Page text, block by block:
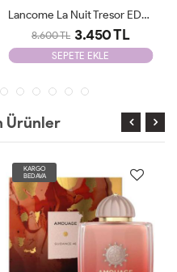
Giorgio Armani Si Passione Edp 100 Ml JLT Woman
6.500 TL 2.205 TL
SEPETE EKLE
Ürünler
KARGO
BEDAVA